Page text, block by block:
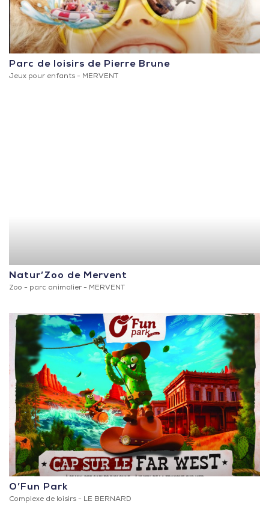
Parc de loisirs de Pierre Brune
Jeux pour enfants - MERVENT
Natur’Zoo de Mervent
Zoo - parc animalier - MERVENT
O’Fun Park
Complexe de loisirs - LE BERNARD